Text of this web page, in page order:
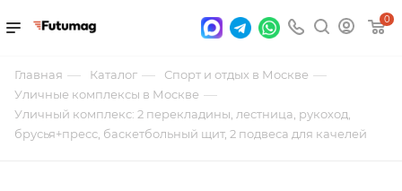
0
Главная — Каталог — Спорт и отдых в Москве —
Уличные комплексы в Москве —
Уличный комплекс: 2 перекладины, лестница, рукоход,
брусья+пресс, баскетбольный щит, 2 подвеса для качелей